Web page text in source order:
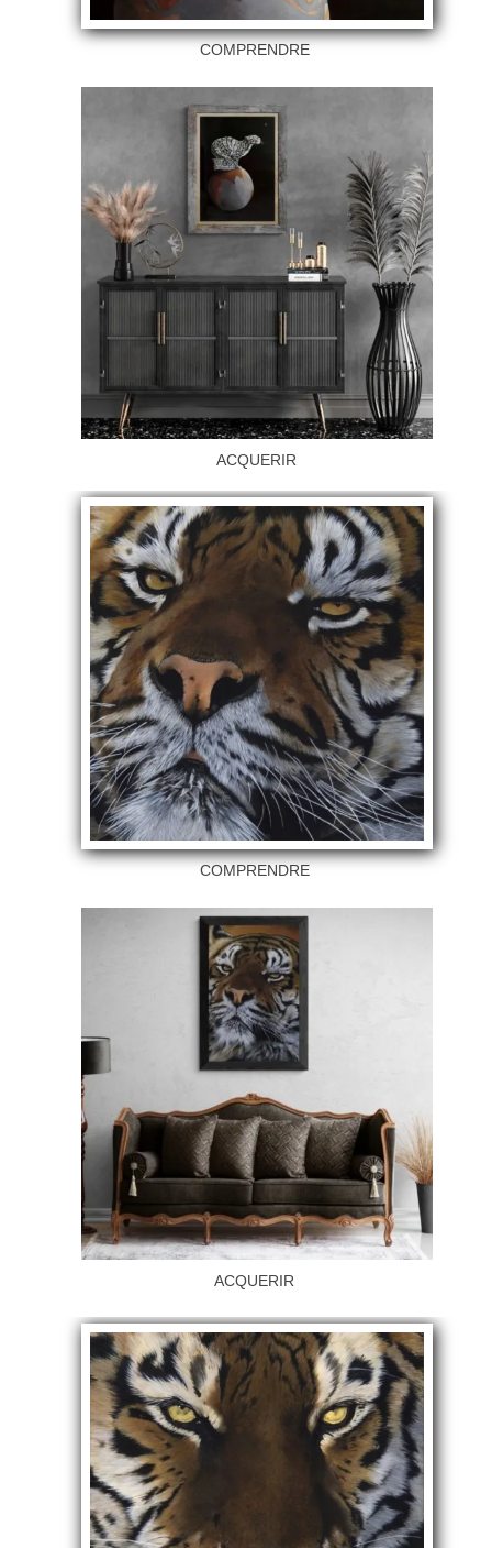
COMPRENDRE
ACQUERIR
COMPRENDRE
ACQUERIR